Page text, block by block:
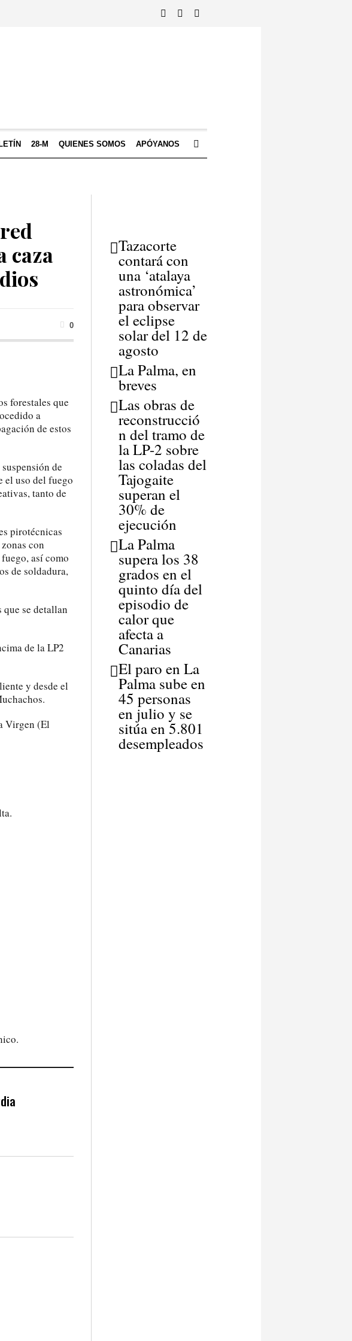
28-M QUIENES SOMOS APÓYANOS
caza
0
forestales que
a
de estos
de
el uso del fuego
tanto de
pirotécnicas
con
así como
de soldadura,
que se detallan
de la LP2
y desde el
Virgen (El
Tazacorte
contará con
una ‘atalaya
astronómica’
para observar
el eclipse
solar del 12 de
agosto
La Palma, en
breves
Las obras de
reconstrucció
n del tramo de
la LP-2 sobre
las coladas del
Tajogaite
superan el
30% de
ejecución
La Palma
supera los 38
grados en el
quinto día del
episodio de
calor que
afecta a
Canarias
El paro en La
Palma sube en
45 personas
en julio y se
sitúa en 5.801
desempleados